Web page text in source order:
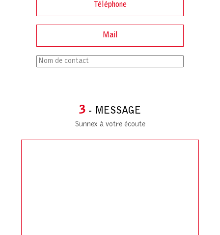
3 - MESSAGE
Sunnex à votre écoute